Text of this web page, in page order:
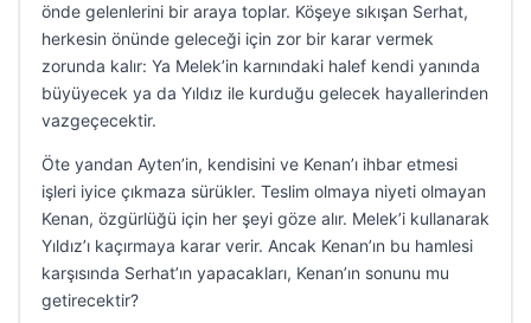
önde gelenlerini bir araya toplar. Köşeye sıkışan Serhat,
herkesin önünde geleceği için zor bir karar vermek
zorunda kalır: Ya Melek’in karnındaki halef kendi yanında
büyüyecek ya da Yıldız ile kurduğu gelecek hayallerinden
vazgeçecektir.
Öte yandan Ayten’in, kendisini ve Kenan’ı ihbar etmesi
işleri iyice çıkmaza sürükler. Teslim olmaya niyeti olmayan
Kenan, özgürlüğü için her şeyi göze alır. Melek’i kullanarak
Yıldız’ı kaçırmaya karar verir. Ancak Kenan’ın bu hamlesi
karşısında Serhat’ın yapacakları, Kenan’ın sonunu mu
getirecektir?